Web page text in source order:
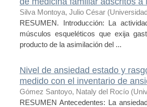
Silva Montoya, Julio César (
RESUMEN. Introducción: La
músculos esqueléticos que exija
producto de la asimilación del ...
Nivel de ansiedad estado y
medido con el inventario de
Gómez Santoyo, Nataly del Rocío (
RESUMEN Antecedentes: La